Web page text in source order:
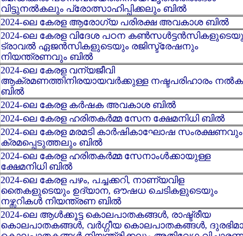
വിട്ടുനൽകലും പ്രോത്സാഹിപ്പിക്കലും ബിൽ
2024-ലെ കേരള ആരോഗ്യ പരിരക്ഷ അവകാശ ബിൽ
2024-ലെ കേരള വിദേശ പഠന
ട്രാവൽ ഏജൻ‍സികളുടെയും രജിസ്ട്രേഷനും
നിയന്ത്രണവും ബിൽ
2024-ലെ കേരള വന്യജീവി
ആക്രമണത്തിനിരയായവർക്കുള്ള നഷ്ടപരിഹാരം
ബിൽ
2024-ലെ കേരള കർഷക അവകാശ ബിൽ
2024-ലെ കേരള ഹരിതകർമ്മ സേന ക്ഷേമനിധി ബിൽ
2024-ലെ കേരള മരമടി കാർഷികാഘോഷ സംരക്ഷണവും
ക്രമപ്പെടുത്തലും ബിൽ
2024-ലെ കേരള ഹരിതകർമ്മ സേനാംൾക്കായുള്ള
ക്ഷേമനിധി ബിൽ
2024-ലെ കേരള പഴം, പച്ചക്കറി, നാണ്യവിള ​
തൈകളുടെയും ഉദ്യാന, ഔഷധ ചെടികളുടെയും
നഴ്സറികൾ നിയന്ത്രണ ബിൽ
2024-ലെ ആൾക്കൂട്ട കൊലപാതകങ്ങൾ, രാഷ്ട്രീയ
കൊലപാതകങ്ങൾ, വർഗ്ഗീയ​ കൊലപാതകങ്ങൾ,